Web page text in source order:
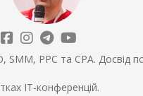
SMM, PPC та CPA. Досвід
ІТ-конференцій.